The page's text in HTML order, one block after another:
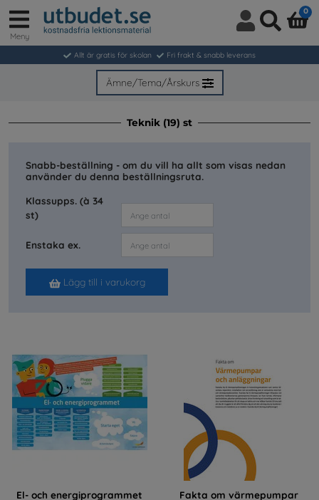
in
/
Meny
0
Allt är gratis för skolan Fri frakt & snabb leverans
Ämne/Tema/Årskurs
Teknik (19) st
Snabb-beställning - om du vill ha allt som visas nedan
använder du denna beställningsruta.
Klassupps. (à 34
st)
Enstaka ex.
Lägg till i varukorg
El- och energiprogrammet Fakta om värmepumpar